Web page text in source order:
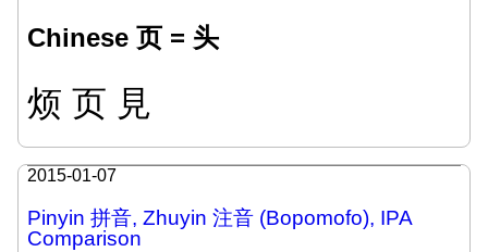
Chinese 页 = 头
烦 页 見
2015-01-07
Pinyin 拼音, Zhuyin 注音 (Bopomofo), IPA
Comparison